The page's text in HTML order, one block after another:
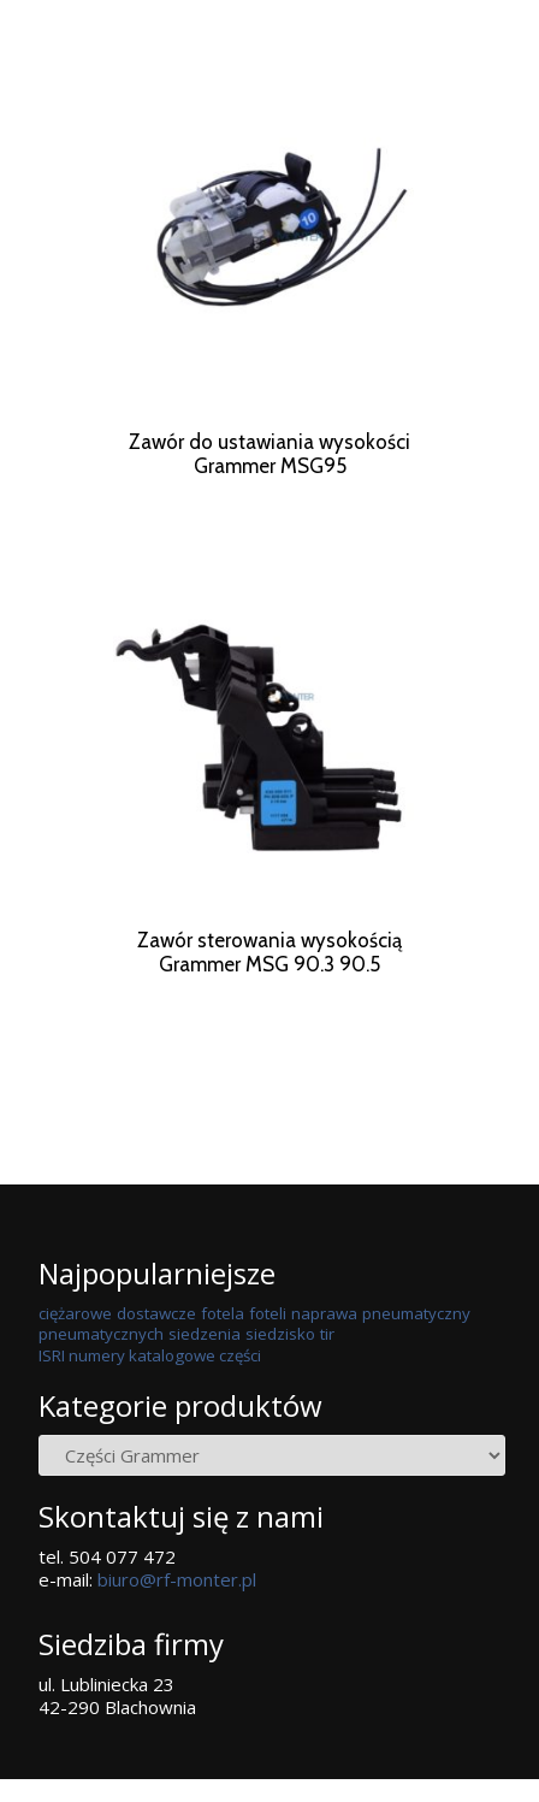
Zawór do ustawiania wysokości
Grammer MSG95
Zawór sterowania wysokością
Grammer MSG 90.3 90.5
Najpopularniejsze
ciężarowe dostawcze fotela foteli naprawa pneumatyczny
pneumatycznych siedzenia siedzisko tir
ISRI numery katalogowe części
Kategorie produktów
Skontaktuj się z nami
tel. 504 077 472
e-mail: biuro@rf-monter.pl
Siedziba firmy
ul. Lubliniecka 23
42-290 Blachownia
D